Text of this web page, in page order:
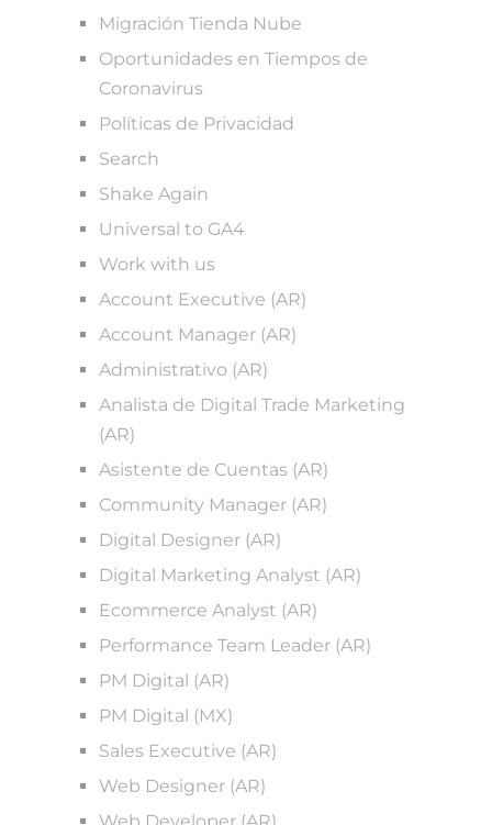
Migración Tienda Nube
Oportunidades en Tiempos de
Coronavirus
Políticas de Privacidad
Search
Shake Again
Universal to GA4
Work with us
Account Executive (AR)
Account Manager (AR)
Administrativo (AR)
Analista de Digital Trade Marketing
(AR)
Asistente de Cuentas (AR)
Community Manager (AR)
Digital Designer (AR)
Digital Marketing Analyst (AR)
Ecommerce Analyst (AR)
Performance Team Leader (AR)
PM Digital (AR)
PM Digital (MX)
Sales Executive (AR)
Web Designer (AR)